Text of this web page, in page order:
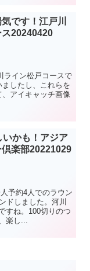
です！江戸川
20240420
イン松戸コースで
したし、これらを
アイキャッチ画像
かも！アジア
楽部20221029
予約4人でのラウン
ドしました。河川
すね。100切りのつ
楽し...